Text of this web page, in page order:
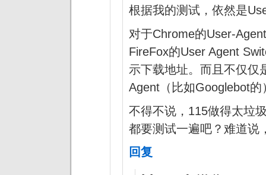
根据我的测试，依然是
对于Chrome的User-
FireFox的User Agent
示下载地址。而且不仅仅
Agent（比如Googlebot
不得不说，115做得太垃
都要测试一遍吧？难道说
回复